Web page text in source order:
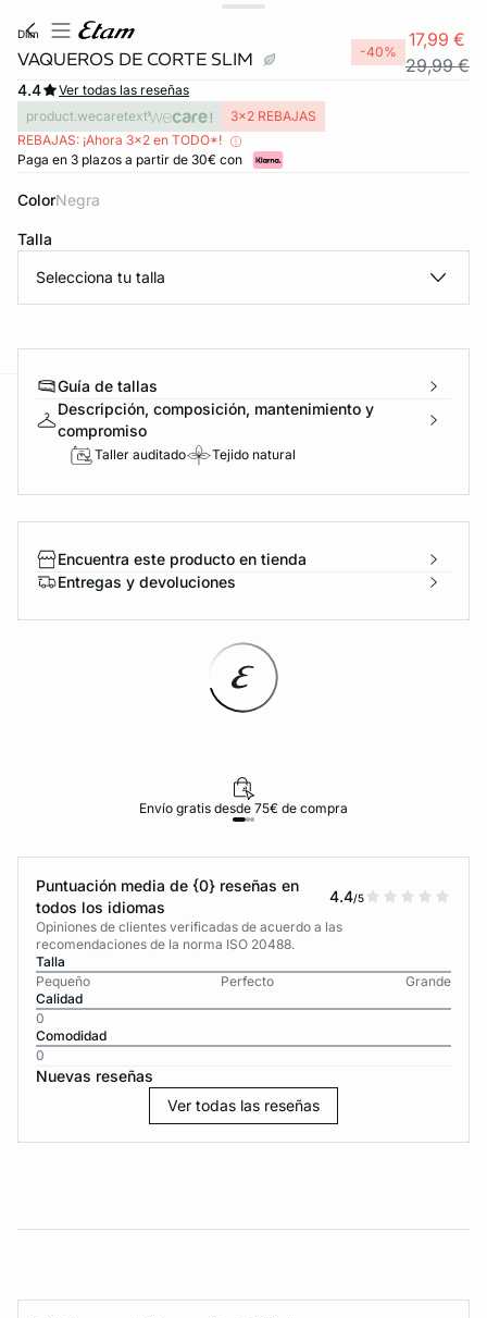
INVISIBLE
dlim
VAQUEROS DE CORTE SLIM -40%
17,99 €
29,99 €
4.4
Ver todas las reseñas
product.wecaretext
3x2 REBAJAS
REBAJAS: ¡Ahora 3x2 en TODO*!
Paga en 3 plazos a partir de 30€ con
Color negra
Talla
Selecciona tu talla
Guía de tallas
Descripción, composición, mantenimiento y
compromiso
Taller auditado Tejido natural
Encuentra este producto en tienda
Entregas y devoluciones
Envío gratis desde 75€ de compra
Puntuación media de {0} reseñas en
todos los idiomas
4.4/5
Opiniones de clientes verificadas de acuerdo a las
recomendaciones de la norma ISO 20488.
Talla
Pequeño
Perfecto
Grande
Calidad
0
Comodidad
0
Nuevas reseñas
Ver todas las reseñas